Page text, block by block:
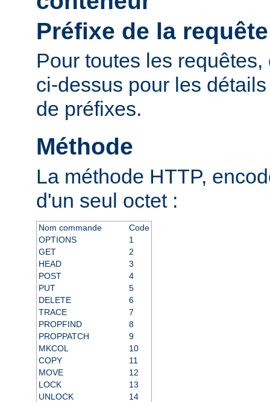
Préfixe de la requête
Pour toutes les
ci-dessus pour les
de préfixes.
Méthode
La méthode HTTP,
d'un seul octet :
Nom commande
Code
OPTIONS
1
GET
2
HEAD
3
POST
4
PUT
5
DELETE
6
TRACE
7
PROPFIND
8
PROPPATCH
9
MKCOL
10
COPY
11
MOVE
12
LOCK
13
UNLOCK
14